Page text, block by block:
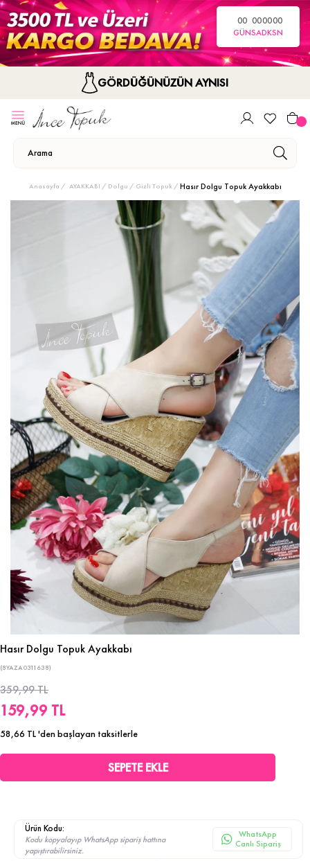
00
GÜN
00
SA
00
DK
00
SN
GÖRDÜĞÜNÜZÜN AYNISI
Anasayfa AYAKKABI Dolgu / Gizli Topuk Hasır Dolgu Topuk Ayakkabı
Hasır Dolgu Topuk Ayakkabı
(8YAZA0311638)
359,99 TL
159,99 TL
58,66 TL'den başlayan taksitlerle
Ürün Kodu:
Kodu kopyalayıp WhatsApp sipariş hattına
yapıştırabilirsiniz.
WhatsApp
Canlı Sipariş